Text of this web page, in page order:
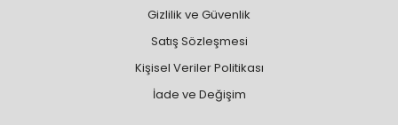
Gizlilik ve Güvenlik
Satış Sözleşmesi
Kişisel Veriler Politikası
İade ve Değişim